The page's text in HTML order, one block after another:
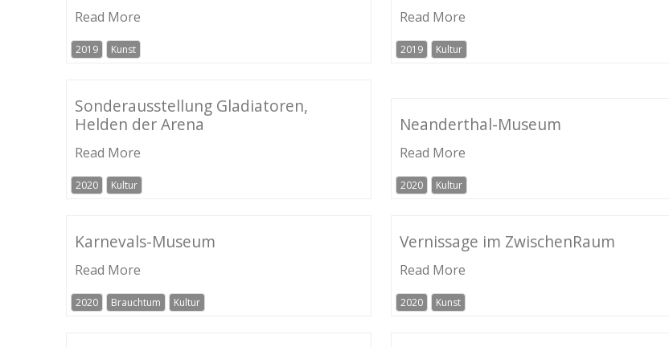
Read More
2019 Kunst
Read More
2019 Kultur
Sonderausstellung Gladiatoren,
Helden der Arena
Read More
2020 Kultur
Neanderthal-Museum
Read More
2020 Kultur
Karnevals-Museum
Read More
2020 Brauchtum Kultur
Vernissage im ZwischenRaum
Read More
2020 Kunst